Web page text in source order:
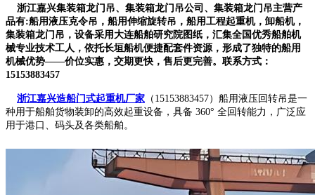
浙江嘉兴集装箱龙门吊、集装箱龙门吊公司、集装箱龙门吊主营产
品有:船用液压克令吊，船用伸缩旋转吊，船用工程起重机，卸船机，
集装箱龙门吊，设备采用大连船舶研究院图纸，汇集全国优秀船舶机
械专业技术工人，依托长垣船机便捷配套件资源，形成了独特的船用
机械优势——价位实惠，交期更快，售后更完善。联系方式：
15153883457
浙江嘉兴造船门式起重机厂家 （15153883457）船用液压回转吊是一
种用于船舶货物装卸的高效起重设备，具备 360° 全回转能力，广泛应
用于港口、码头及各类船舶。